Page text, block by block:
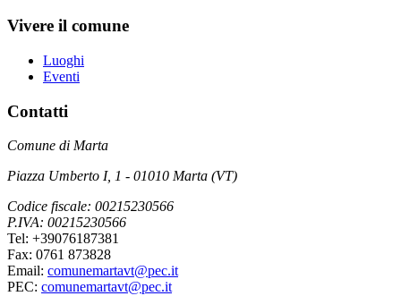
Vivere il comune
Luoghi
Eventi
Contatti
Comune di Marta
Piazza Umberto I, 1 - 01010 Marta (VT)
Codice fiscale: 00215230566
P.IVA: 00215230566
Tel: +39076187381
Fax: 0761 873828
Email: comunemartavt@pec.it
PEC: comunemartavt@pec.it